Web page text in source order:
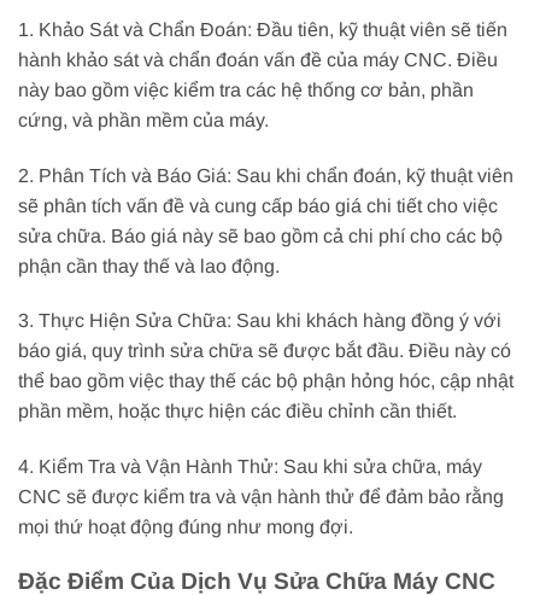
1. Khảo Sát và Chẩn Đoán: Đầu tiên, kỹ thuật viên sẽ tiến
hành khảo sát và chẩn đoán vấn đề của máy CNC. Điều
này bao gồm việc kiểm tra các hệ thống cơ bản, phần
cứng, và phần mềm của máy.
2. Phân Tích và Báo Giá: Sau khi chẩn đoán, kỹ thuật viên
sẽ phân tích vấn đề và cung cấp báo giá chi tiết cho việc
sửa chữa. Báo giá này sẽ bao gồm cả chi phí cho các bộ
phận cần thay thế và lao động.
3. Thực Hiện Sửa Chữa: Sau khi khách hàng đồng ý với
báo giá, quy trình sửa chữa sẽ được bắt đầu. Điều này có
thể bao gồm việc thay thế các bộ phận hỏng hóc, cập nhật
phần mềm, hoặc thực hiện các điều chỉnh cần thiết.
4. Kiểm Tra và Vận Hành Thử: Sau khi sửa chữa, máy
CNC sẽ được kiểm tra và vận hành thử để đảm bảo rằng
mọi thứ hoạt động đúng như mong đợi.
Đặc Điểm Của Dịch Vụ Sửa Chữa Máy CNC